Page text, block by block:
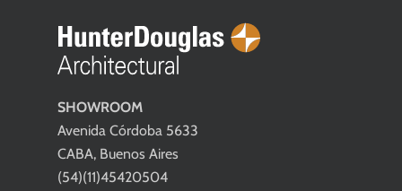
SHOWROOM
Avenida Córdoba 5633
CABA, Buenos Aires
(54)(11)45420504